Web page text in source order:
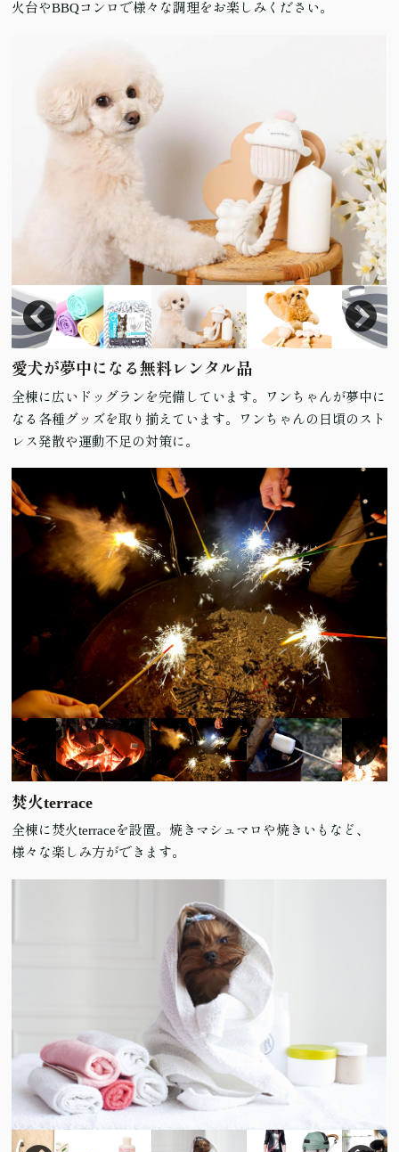
火台やBBQコンロで様々な調理をお楽しみください。
愛犬が夢中になる無料レンタル品
全棟に広いドッグランを完備しています。ワンちゃんが夢中に
なる各種グッズを取り揃えています。ワンちゃんの日頃のスト
レス発散や運動不足の対策に。
焚火terrace
全棟に焚火terraceを設置。焼きマシュマロや焼きいもなど、
様々な楽しみ方ができます。